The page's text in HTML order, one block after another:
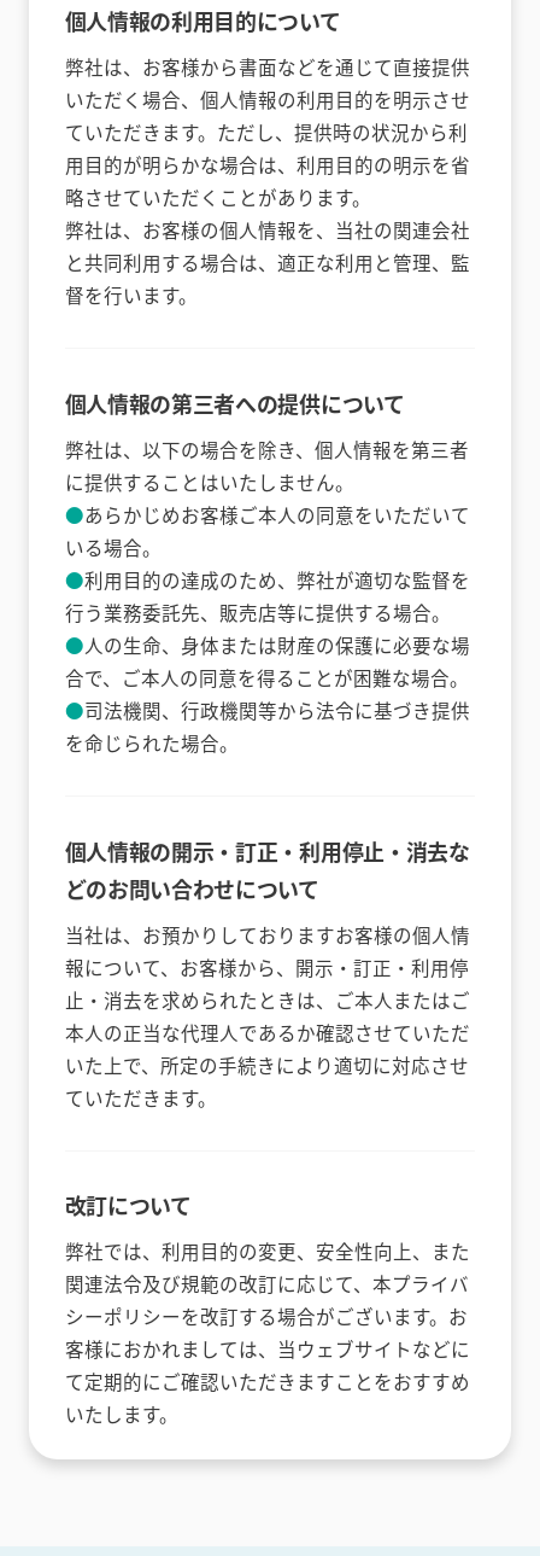
個人情報の利用目的について
弊社は、お客様から書面などを通じて直接提供
いただく場合、個人情報の利用目的を明示させ
ていただきます。ただし、提供時の状況から利
用目的が明らかな場合は、利用目的の明示を省
略させていただくことがあります。
弊社は、お客様の個人情報を、当社の関連会社
と共同利用する場合は、適正な利用と管理、監
督を行います。
個人情報の第三者への提供について
弊社は、以下の場合を除き、個人情報を第三者
に提供することはいたしません。
あらかじめお客様ご本人の同意をいただいて
いる場合。
利用目的の達成のため、弊社が適切な監督を
行う業務委託先、販売店等に提供する場合。
人の生命、身体または財産の保護に必要な場
合で、ご本人の同意を得ることが困難な場合。
司法機関、行政機関等から法令に基づき提供
を命じられた場合。
個人情報の開示・訂正・利用停止・消去な
どのお問い合わせについて
当社は、お預かりしておりますお客様の個人情
報について、お客様から、開示・訂正・利用停
止・消去を求められたときは、ご本人またはご
本人の正当な代理人であるか確認させていただ
いた上で、所定の手続きにより適切に対応させ
ていただきます。
改訂について
弊社では、利用目的の変更、安全性向上、また
関連法令及び規範の改訂に応じて、本プライバ
シーポリシーを改訂する場合がございます。お
客様におかれましては、当ウェブサイトなどに
て定期的にご確認いただきますことをおすすめ
いたします。